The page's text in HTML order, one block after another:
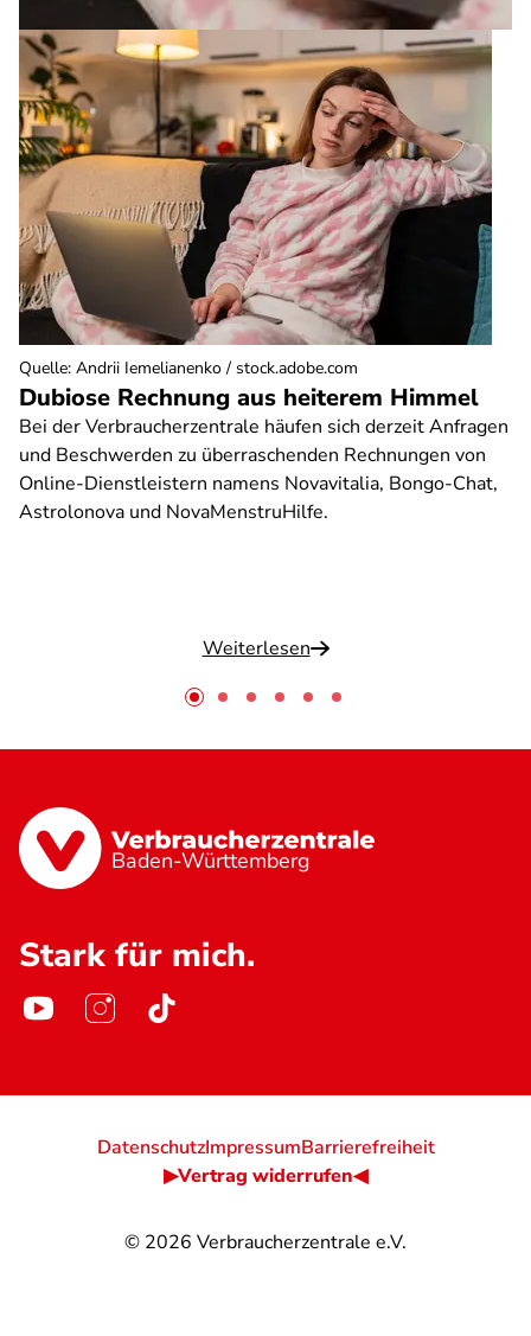
Dubiose Rechnung aus heiterem Himmel
Bei der Verbraucherzentrale häufen sich derzeit Anfragen
und Beschwerden zu überraschenden Rechnungen von
Online-Dienstleistern namens Novavitalia, Bongo-Chat,
Astrolonova und NovaMenstruHilfe.
Weiterlesen
Quelle: Andrii Iemelianenko / stock.adobe.com
Baden-Württemberg
Stark für mich.
© 2026 Verbraucherzentrale e.V.
DatenschutzImpressumBarrierefreiheit
▶Vertrag widerrufen◀